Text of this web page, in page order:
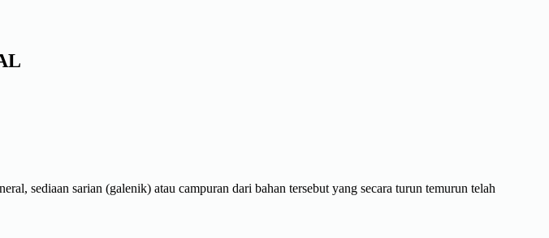
sediaan sarian (galenik) atau campuran dari bahan tersebut yang secara turun temurun telah